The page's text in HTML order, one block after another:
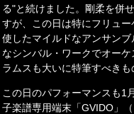
る"と続けました。剛柔を併
すが、この日は特にフリュ
使したマイルドなアンサン
なシンバル・ワークでオー
ラムスも大いに特筆すべき
この日のパフォーマンスも1
子楽譜専用端末「GVIDO」